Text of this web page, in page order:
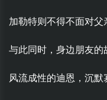
加勒特则不得不面对父
与此同时，身边朋友的
风流成性的迪恩，沉默